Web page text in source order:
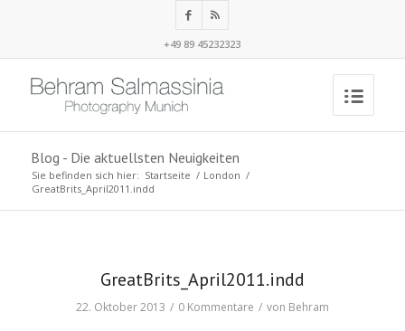
+49 89 45232323
Blog - Die aktuellsten Neuigkeiten
Sie befinden sich hier: Startseite / London /
GreatBrits_April2011.indd
GreatBrits_April2011.indd
22. Oktober 2013 / 0 Kommentare / von Behram